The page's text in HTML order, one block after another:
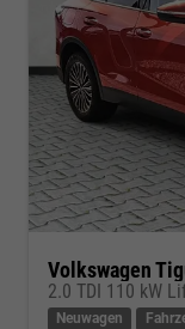
Volkswagen
2.0 TDI 110 kW
Neuwagen